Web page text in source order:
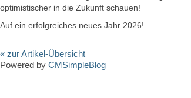
optimistischer in die Zukunft schauen!
Auf ein erfolgreiches neues Jahr 2026!
« zur Artikel-Übersicht
Powered by CMSimpleBlog